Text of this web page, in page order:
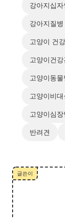
강아지십자
강아지질병
고양이 건강
고양이건강
고양이동물
고양이비
고양이심장
반려견
글쓴이